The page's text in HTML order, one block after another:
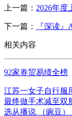
上一篇： 2026年度
下一篇： 『深读
相关内容
92家券贸易绩全榜
江苏一女子自行服
最终做手术减至双
选从播说 （豌豆）